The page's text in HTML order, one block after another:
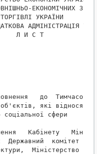
ЕКОНОМІЧНИХ
УКРАЇНИ
АДМІНІСТРАЦІЯ
Л И С Т
до
які
соціальної сфери
Кабінету
комітет
Міністерство